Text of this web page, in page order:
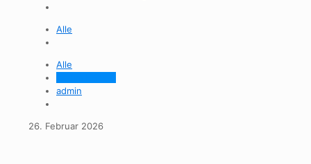
Alle
Alle
admin
26. Februar 2026